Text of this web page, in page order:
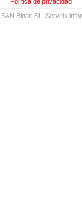
Política de privacidad
S&N Binari SL. Serveis